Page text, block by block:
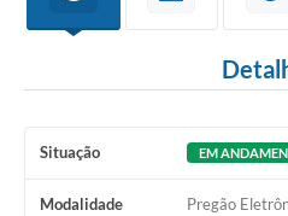
Situação EM
Modalidade Pregão